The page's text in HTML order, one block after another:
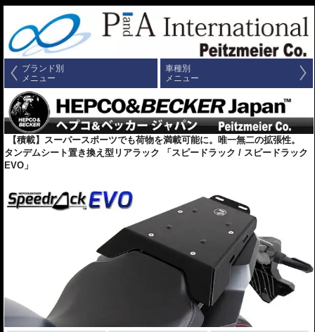
ブランド別
メニュー
車種別
メニュー
【積載】スーパースポーツでも荷物を満載可能に。唯一無二の拡張性。
タンデムシート置き換え型リアラック 「スピードラック / スピードラック
EVO」